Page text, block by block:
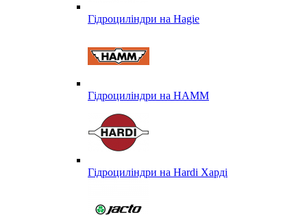
Гідроциліндри на Hagie
Гідроциліндри на HAMM
Гідроциліндри на Hardi Харді